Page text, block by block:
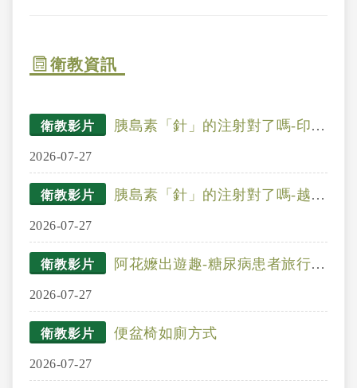
衛教資訊
衛教影片 胰島素「針」的注射對了嗎-印尼文
2026-07-27
衛教影片 胰島素「針」的注射對了嗎-越南文
2026-07-27
衛教影片 阿花嬤出遊趣-糖尿病患者旅行注意事項-英文 Precautions When Traveling for Patients with Diabetes
2026-07-27
衛教影片 便盆椅如廁方式
2026-07-27